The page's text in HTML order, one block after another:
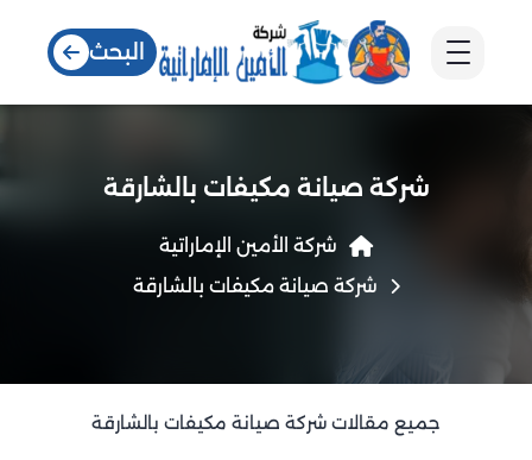
البحث
شركة صيانة مكيفات بالشارقة
شركة الأمين الإماراتية
شركة صيانة مكيفات بالشارقة
جميع مقالات شركة صيانة مكيفات بالشارقة